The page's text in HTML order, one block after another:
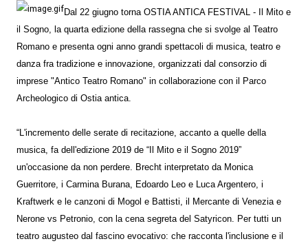
Dal 22 giugno torna OSTIA ANTICA FESTIVAL - Il Mito e
il Sogno, la quarta edizione della rassegna che si svolge al Teatro
Romano e presenta ogni anno grandi spettacoli di musica, teatro e
danza fra tradizione e innovazione, organizzati dal consorzio di
imprese "Antico Teatro Romano" in collaborazione con il Parco
Archeologico di Ostia antica.
“L'incremento delle serate di recitazione, accanto a quelle della
musica, fa dell'edizione 2019 de “Il Mito e il Sogno 2019”
un'occasione da non perdere. Brecht interpretato da Monica
Guerritore, i Carmina Burana, Edoardo Leo e Luca Argentero, i
Kraftwerk e le canzoni di Mogol e Battisti, il Mercante di Venezia e
Nerone vs Petronio, con la cena segreta del Satyricon. Per tutti un
teatro augusteo dal fascino evocativo: che racconta l'inclusione e il